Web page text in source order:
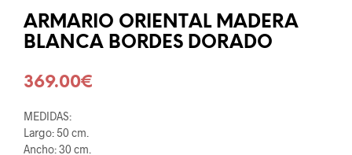
ARMARIO ORIENTAL MADERA
BLANCA BORDES DORADO
369.00€
MEDIDAS:
Largo: 50 cm.
Ancho: 30 cm.